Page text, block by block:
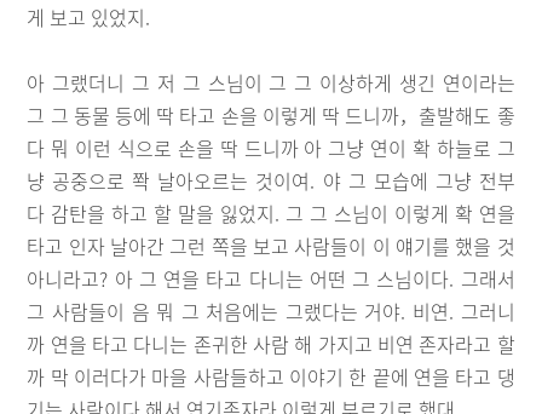
게 보고 있었지.
아 그랬더니 그 저 그 스님이 그 그 이상하게 생긴 연이라는
그 그 동물 등에 딱 타고 손을 이렇게 딱 드니까，출발해도 좋
다 뭐 이런 식으로 손을 딱 드니까 아 그냥 연이 확 하늘로 그
냥 공중으로 쫙 날아오르는 것이여. 야 그 모습에 그냥 전부
다 감탄을 하고 할 말을 잃었지. 그 그 스님이 이렇게 확 연을
타고 인자 날아간 그런 쪽을 보고 사람들이 이 얘기를 했을 것
아니라고? 아 그 연을 타고 다니는 어떤 그 스님이다. 그래서
그 사람들이 음 뭐 그 처음에는 그랬다는 거야. 비연. 그러니
까 연을 타고 다니는 존귀한 사람 해 가지고 비연 존자라고 할
까 막 이러다가 마을 사람들하고 이야기 한 끝에 연을 타고 댕